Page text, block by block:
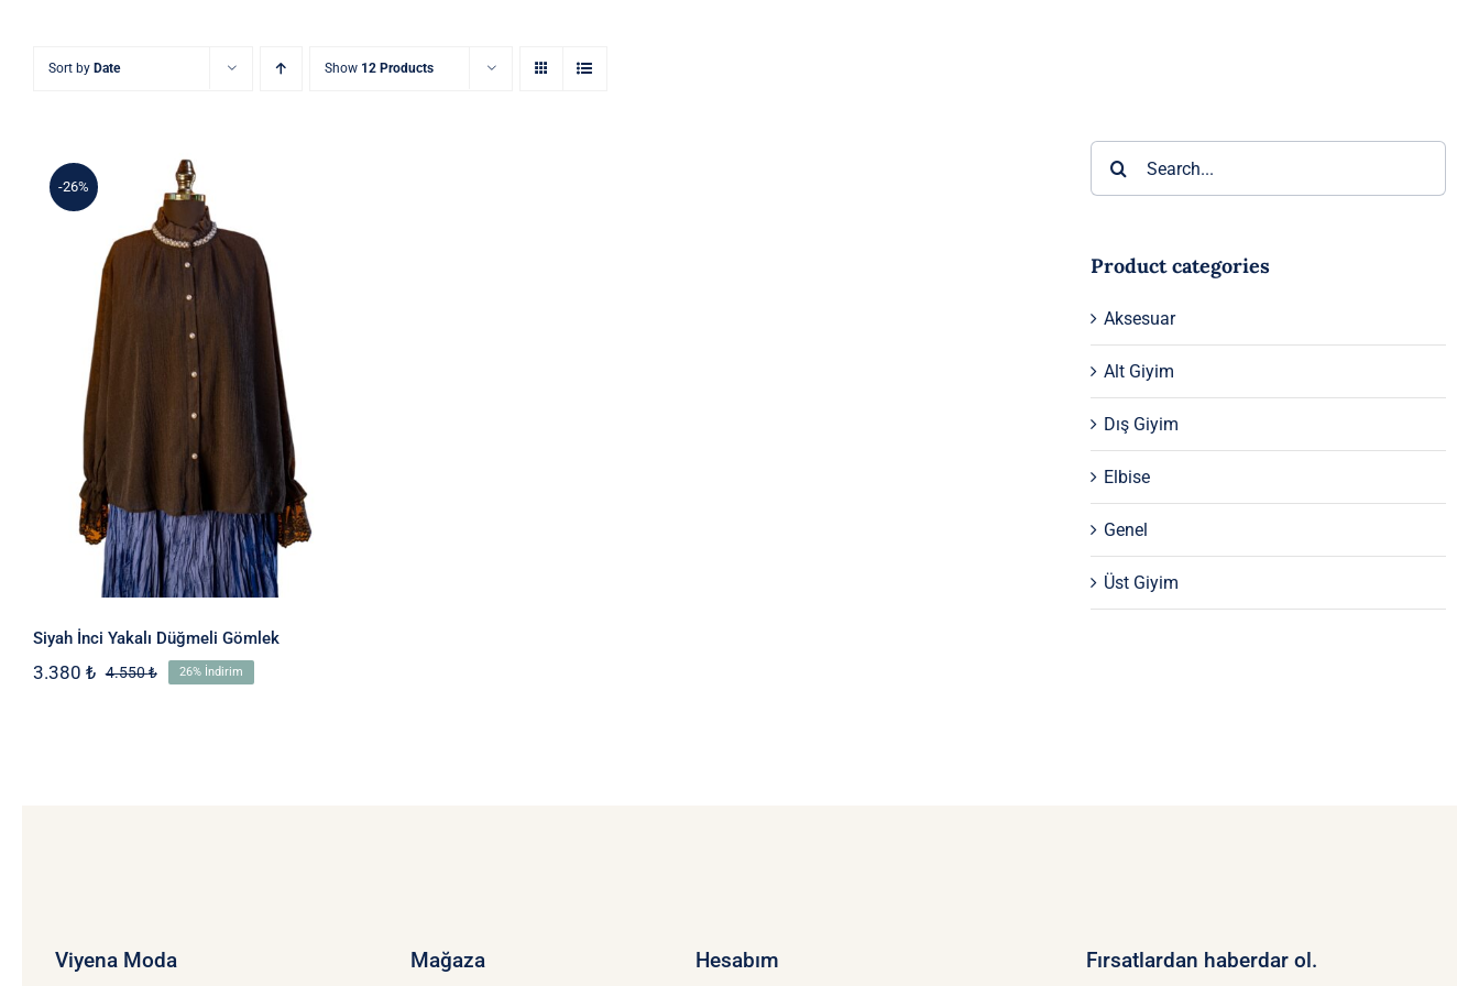
Sort by Date Show 12 Products
-26%
Siyah İnci Yakalı Düğmeli
Gömlek
Siyah İnci Yakalı Düğmeli Gömlek
4.550₺Orijinal
3.380 ₺
Şu 26% İndirim
Product categories
Aksesuar
Alt Giyim
Dış Giyim
Elbise
Genel
Üst Giyim
Viyena Moda Mağaza Hesabım Fırsatlardan haberdar ol.